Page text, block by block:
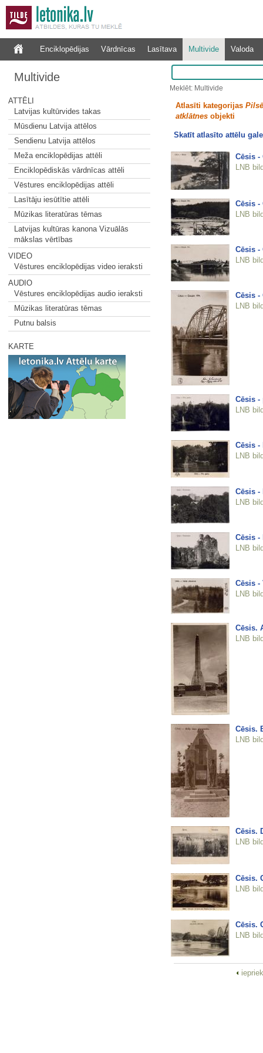
Enciklopēdijas Vārdnīcas Lasītava Multivide Valoda
Multivide
ATTĒLI
Latvijas kultūrvides takas
Mūsdienu Latvija attēlos
Sendienu Latvija attēlos
Meža enciklopēdijas attēli
Enciklopēdiskās vārdnīcas attēli
Vēstures enciklopēdijas attēli
Lasītāju iesūtītie attēli
Mūzikas literatūras tēmas
Latvijas kultūras kanona Vizuālās
mākslas vērtības
VIDEO
Vēstures enciklopēdijas video ieraksti
AUDIO
Vēstures enciklopēdijas audio ieraksti
Mūzikas literatūras tēmas
Putnu balsis
KARTE
Meklēt: Multivide
Atlasīti kategorijas
atklātnesobjekti
Skatīt atlasīto attēlu
Cēsis -
LNB
Cēsis -
LNB
Cēsis -
LNB
Cēsis -
LNB
Cēsis -
LNB
Cēsis -
LNB
Cēsis -
LNB
Cēsis -
LNB
Cēsis -
LNB
Cēsis.
LNB
Cēsis.
LNB
Cēsis.
LNB
Cēsis.
LNB
Cēsis.
LNB